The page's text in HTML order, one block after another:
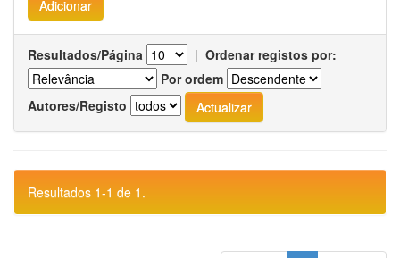
Resultados/Página | Ordenar registos por:
Por ordem
Autores/Registo
Resultados 1-1 de 1.